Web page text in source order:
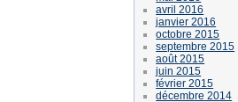
avril 2016
janvier 2016
octobre 2015
septembre 2015
août 2015
juin 2015
février 2015
décembre 2014